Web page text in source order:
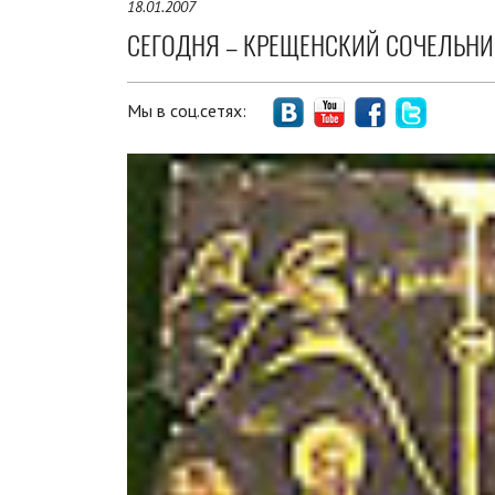
18.01.2007
СЕГОДНЯ – КРЕЩЕНСКИЙ
Мы в соц.сетях: